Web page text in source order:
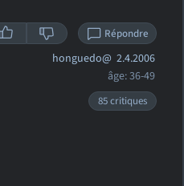
Répondre
honguedo@ 2.4.2006
âge: 36-49
85 critiques